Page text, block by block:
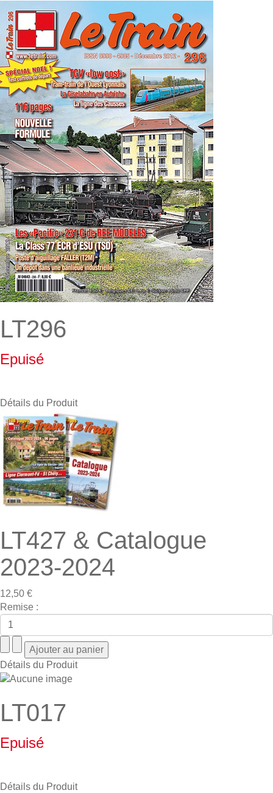
LT296
Epuisé
Détails du Produit
LT427 & Catalogue
2023-2024
12,50 €
Remise :
Détails du Produit
LT017
Epuisé
Détails du Produit